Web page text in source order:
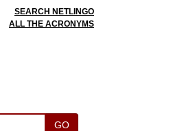
SEARCH NETLINGO
ALL THE ACRONYMS
GO